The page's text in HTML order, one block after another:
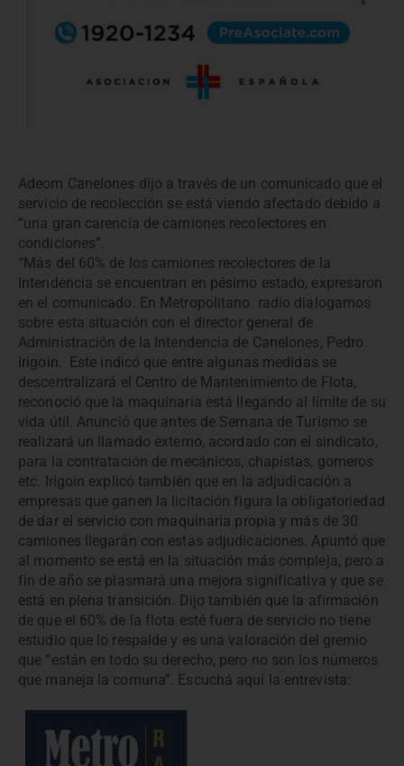
Adeom Canelones dijo a través de un comunicado que el
servicio de recolección se está viendo afectado debido a
“una gran carencia de camiones recolectores en
condiciones”.
“Más del 60% de los camiones recolectores de la
Intendencia se encuentran en pésimo estado, expresaron
en el comunicado. En Metropolitano radio dialogamos
sobre esta situación con el director general de
Administración de la Intendencia de Canelones, Pedro
Irigoin. Este indicó que entre algunas medidas se
descentralizará el Centro de Mantenimiento de Flota,
reconoció que la maquinaria está llegando al límite de su
vida útil. Anunció que antes de Semana de Turismo se
realizará un llamado externo, acordado con el sindicato,
para la contratación de mecánicos, chapistas, gomeros
etc. Irigoin explicó también que en la adjudicación a
empresas que ganen la licitación figura la obligatoriedad
de dar el servicio con maquinaria propia y más de 30
camiones llegarán con estas adjudicaciones. Apuntó que
al momento se está en la situación más compleja, pero a
fin de año se plasmará una mejora significativa y que se
está en plena transición. Dijo también que la afirmación
de que el 60% de la flota esté fuera de servicio no tiene
estudio que lo respalde y es una valoración del gremio
que “están en todo su derecho, pero no son los números
que maneja la comuna”. Escuchá aquí la entrevista: